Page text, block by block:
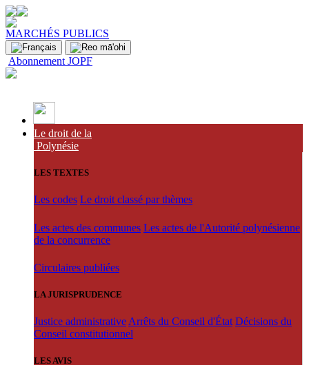
MARCHÉS PUBLICS
Abonnement JOPF
Le droit de la
Polynésie
LES TEXTES
Les codes Le droit classé par thèmes
Les actes des communes Les actes de l'Autorité polynésienne
de la concurrence
Circulaires publiées
LA JURISPRUDENCE
Justice administrative Arrêts du Conseil d'État Décisions du
Conseil constitutionnel
LES AVIS